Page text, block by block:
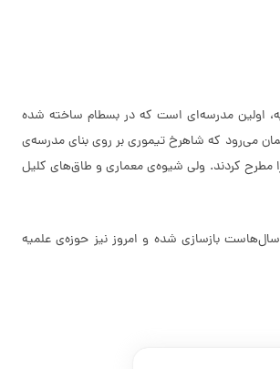
اولین مدرسه‌ای است که در بسطام ساخته شده
می‌رود که شاهرخ تیموری بر روی بنای مدرسه‌ی
مطرح کردند. ولی شیوه‌ی معماری و طاق‌های کلیل
بازسازی شده و امروز نیز حوزه‌ی علمیه